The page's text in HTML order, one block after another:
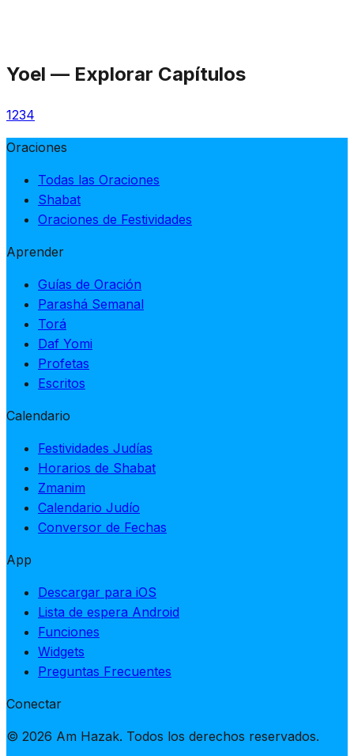
Yoel — Explorar Capítulos
1234
Oraciones
Todas las Oraciones
Shabat
Oraciones de Festividades
Aprender
Guías de Oración
Parashá Semanal
Torá
Daf Yomi
Profetas
Escritos
Calendario
Festividades Judías
Horarios de Shabat
Zmanim
Calendario Judío
Conversor de Fechas
App
Descargar para iOS
Lista de espera Android
Funciones
Widgets
Preguntas Frecuentes
Conectar
© 2026 Am Hazak. Todos los derechos reservados.